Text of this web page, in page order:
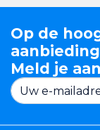
Op de
Meld je